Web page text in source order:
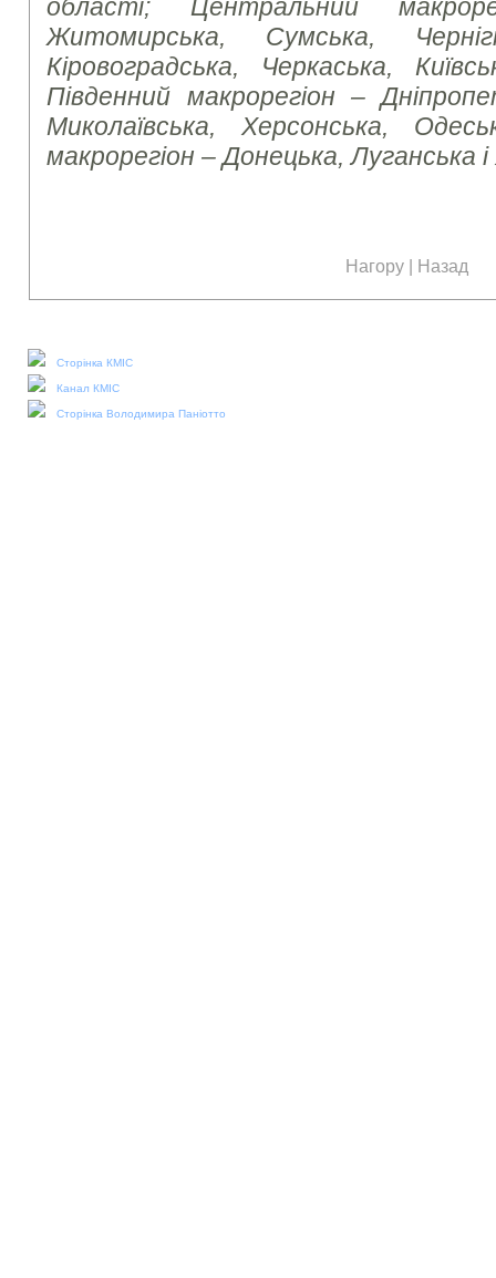
області; Центральний
Житомирська, Сумська,
Кіровоградська, Черкаська,
Південний макрорегіон –
Миколаївська, Херсонська,
макрорегіон – Донецька, Луганська
Нагору | Назад
Сторінка КМІС
Канал КМІС
Сторінка Володимира Паніотто